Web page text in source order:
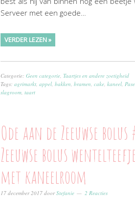
Serveer met een goede…
VERDER LEZEN »
Categorie: Geen categorie Taartjes en andere zoetigheid
Tags: agrimarkt appel bakken bramen cake kaneel
slagroom taart
Ode aan de Zeeuwse
Zeeuwse bolus
met kaneelroom
17 december 2017 doorStefanie 2 Reacties